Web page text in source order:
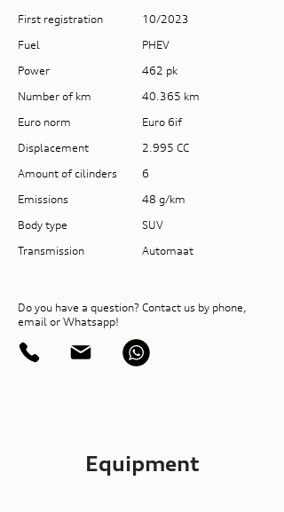
First registration
10/2023
Fuel
PHEV
Power
462 pk
Number of km
40.365 km
Euro norm
Euro 6if
Displacement
2.995 CC
Amount of cilinders
6
Emissions
48 g/km
Body type
SUV
Transmission
Automaat
Do you have a question? Contact us by phone,
email or Whatsapp!
Equipment